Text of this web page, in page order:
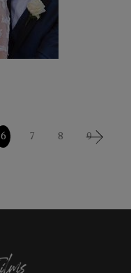
6 7 8 9